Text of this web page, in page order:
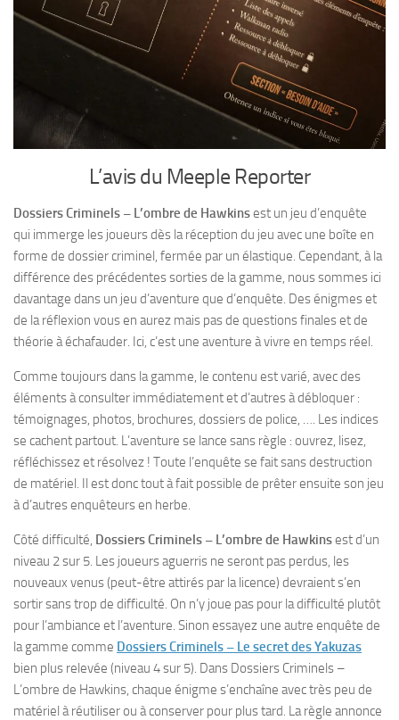
L’avis du Meeple Reporter
Dossiers Criminels – L’ombre de Hawkinsest un jeu d’enquête
qui immerge les joueurs dès la réception du jeu avec une boîte en
forme de dossier criminel, fermée par un élastique. Cependant, à la
différence des précédentes sorties de la gamme, nous sommes ici
davantage dans un jeu d’aventure que d’enquête. Des énigmes et
de la réflexion vous en aurez mais pas de questions finales et de
théorie à échafauder. Ici, c’est une aventure à vivre en temps réel.
Comme toujours dans la gamme, le contenu est varié, avec des
éléments à consulter immédiatement et d’autres à débloquer :
témoignages, photos, brochures, dossiers de police, …. Les indices
se cachent partout. L’aventure se lance sans règle : ouvrez, lisez,
réfléchissez et résolvez ! Toute l’enquête se fait sans destruction
de matériel. Il est donc tout à fait possible de prêter ensuite son jeu
à d’autres enquêteurs en herbe.
Côté difficulté, Dossiers Criminels – L’ombre de Hawkinsest d’un
niveau 2 sur 5. Les joueurs aguerris ne seront pas perdus, les
nouveaux venus (peut-être attirés par la licence) devraient s’en
sortir sans trop de difficulté. On n’y joue pas pour la difficulté plutôt
pour l’ambiance et l’aventure. Sinon essayez une autre enquête de
la gamme comme Dossiers Criminels – Le secret des Yakuzas
bien plus relevée (niveau 4 sur 5). Dans Dossiers Criminels –
L’ombre de Hawkins, chaque énigme s’enchaîne avec très peu de
matériel à réutiliser ou à conserver pour plus tard. La règle annonce